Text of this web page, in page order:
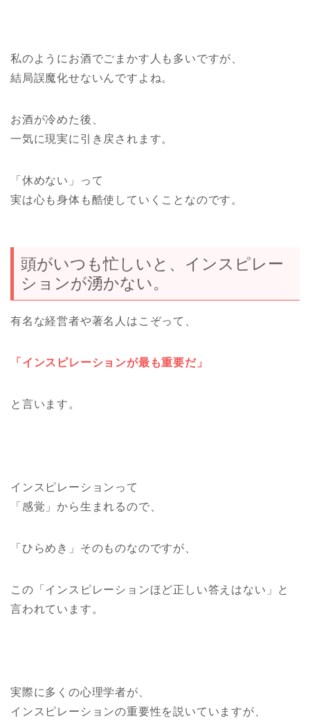
私のようにお酒でごまかす人も多いですが、
結局誤魔化せないんですよね。
お酒が冷めた後、
一気に現実に引き戻されます。
「休めない」って
実は心も身体も酷使していくことなのです。
頭がいつも忙しいと、インスピレー
ションが湧かない。
有名な経営者や著名人はこぞって、
「インスピレーションが最も重要だ」
と言います。
インスピレーションって
「感覚」から生まれるので、
「ひらめき」そのものなのですが、
この「インスピレーションほど正しい答えはない」と
言われています。
実際に多くの心理学者が、
インスピレーションの重要性を説いていますが、